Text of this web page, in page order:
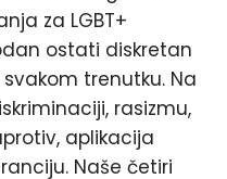
za LGBT+
ostati diskretan
trenutku. Na
rasizmu,
aplikacija
Naše četiri